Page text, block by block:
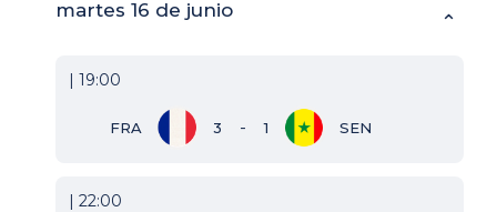
martes 16 de junio ⌃
| 19:00
FRA 3 - 1 SEN
| 22:00